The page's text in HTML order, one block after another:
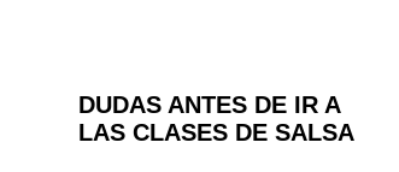
DUDAS ANTES DE IR A
LAS CLASES DE SALSA